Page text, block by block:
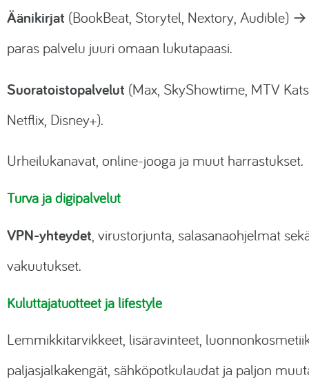
Äänikirjat (BookBeat, Storytel, Nextory, Audible)
paras palvelu juuri omaan lukutapaasi.
Suoratoistopalvelut (Max, SkyShowtime, MTV
Netflix, Disney+).
Urheilukanavat, online-jooga ja muut harrastukset.
Turva ja digipalvelut
VPN-yhteydet, virustorjunta, salasanaohjelmat
vakuutukset.
Kuluttajatuotteet ja lifestyle
Lemmikkitarvikkeet, lisäravinteet,
paljasjalkakengät, sähköpotkulaudat ja paljon